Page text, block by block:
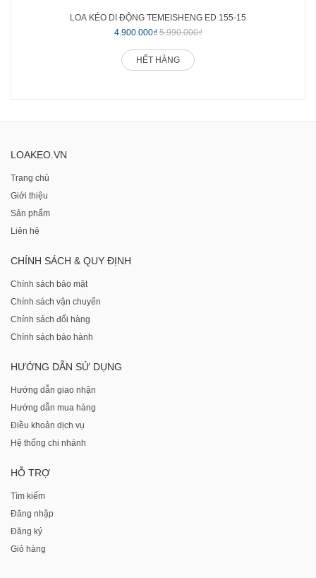
LOA KÉO DI ĐỘNG TEMEISHENG ED 155-15
4.900.000₫ 5.990.000₫
HẾT HÀNG
LOAKEO.VN
Trang chủ
Giới thiệu
Sản phẩm
Liên hệ
CHÍNH SÁCH & QUY ĐỊNH
Chính sách bảo mật
Chính sách vận chuyển
Chính sách đổi hàng
Chính sách bảo hành
HƯỚNG DẪN SỬ DỤNG
Hướng dẫn giao nhận
Hướng dẫn mua hàng
Điều khoản dịch vụ
Hệ thống chi nhánh
HỖ TRỢ
Tìm kiếm
Đăng nhập
Đăng ký
Giỏ hàng